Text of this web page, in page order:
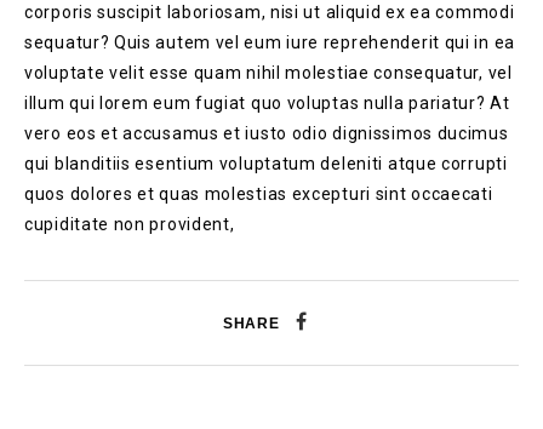
corporis suscipit laboriosam, nisi ut aliquid ex ea commodi
sequatur? Quis autem vel eum iure reprehenderit qui in ea
voluptate velit esse quam nihil molestiae consequatur, vel
illum qui lorem eum fugiat quo voluptas nulla pariatur? At
vero eos et accusamus et iusto odio dignissimos ducimus
qui blanditiis esentium voluptatum deleniti atque corrupti
quos dolores et quas molestias excepturi sint occaecati
cupiditate non provident,
SHARE